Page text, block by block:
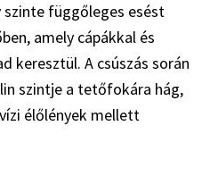
szinte függőleges esést
amely cápákkal és
keresztül. A csúszás során
szintje a tetőfokára hág,
élőlények mellett